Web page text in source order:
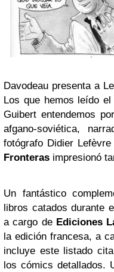
Davodeau presenta a
Los que hemos leído
Guibert entendemos
afgano-soviética,
fotógrafo Didier
Fronteras impresionó
Un fantástico
libros catados durante
a cargo de Ediciones
la edición francesa, a
incluye este listado
los cómics detallados.